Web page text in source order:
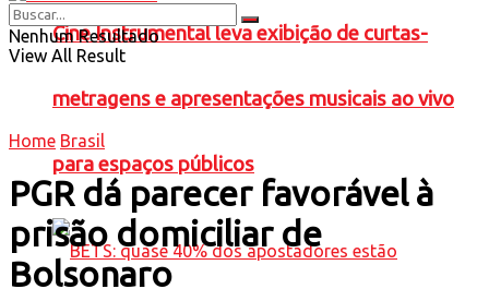
Cine Instrumental leva exibição de curtas-
metragens e apresentações musicais ao vivo
para espaços públicos
Nenhum Resultado
View All Result
Home Brasil
PGR dá parecer favorável à
prisão domiciliar de
Bolsonaro